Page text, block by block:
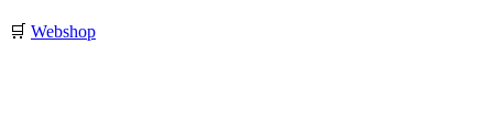
🛒 Webshop